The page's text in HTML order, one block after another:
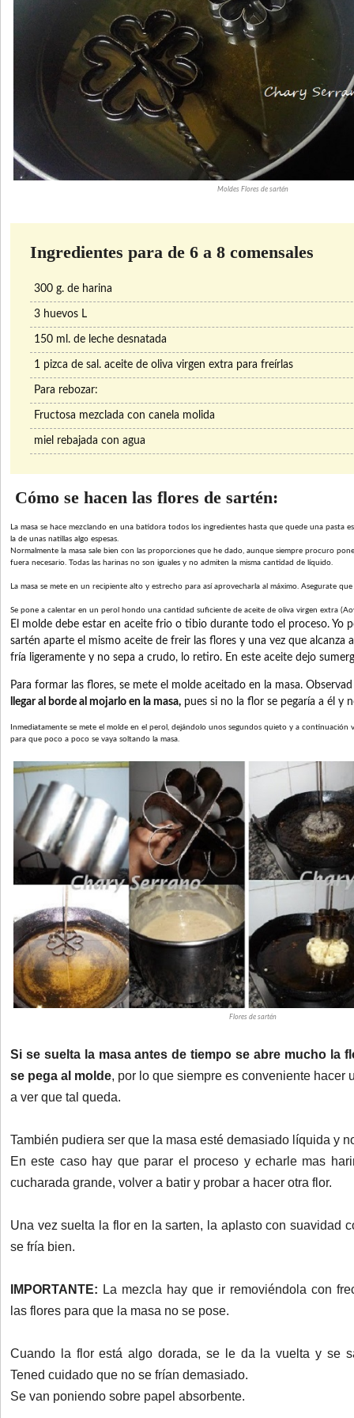
Moldes Flores de sartén
Ingredientes para de 6 a 8 comensales
300 g. de harina
3 huevos L
150 ml. de leche desnatada
1 pizca de sal. aceite de oliva virgen extra para freírlas
Para rebozar:
Fructosa mezclada con canela molida
miel rebajada con agua
Cómo se hacen las flores de sartén:
La masa se hace mezclando en una batidora todos los ingredientes hasta que quede una pasta
la de unas natillas algo espesas.
Normalmente la masa sale bien con las proporciones que he dado, aunque siempre procuro
fuera necesario. Todas las harinas no son iguales y no admiten la misma cantidad de líquido.
La masa se mete en un recipiente alto y estrecho para así aprovecharla al máximo. Asegurate
Se pone a calentar en un perol hondo una cantidad suficiente de aceite de oliva virgen extra
El molde debe estar en aceite frio o tibio durante todo el proceso. Yo
sartén aparte el mismo aceite de freir las flores y una vez que alcanza
fría ligeramente y no sepa a crudo, lo retiro. En este aceite dejo
Para formar las flores, se mete el molde aceitado en la masa.
llegar al borde al mojarlo en la masa, pues si no la flor se pegaría a él y
Inmediatamente se mete el molde en el perol, dejándolo unos segundos quieto y a continuación
para que poco a poco se vaya soltando la masa.
Flores de sartén
Si se suelta la masa antes de tiempo se abre mucho la
se pega al molde, por lo que siempre es conveniente hacer
a ver que tal queda.
También pudiera ser que la masa esté demasiado líquida y
En este caso hay que parar el proceso y echarle mas
cucharada grande, volver a batir y probar a hacer otra flor.
Una vez suelta la flor en la sarten, la aplasto con suavidad
se fría bien.
IMPORTANTE: La mezcla hay que ir removiéndola con
las flores para que la masa no se pose.
Cuando la flor está algo dorada, se le da la vuelta y se
Tened cuidado que no se frían demasiado.
Se van poniendo sobre papel absorbente.